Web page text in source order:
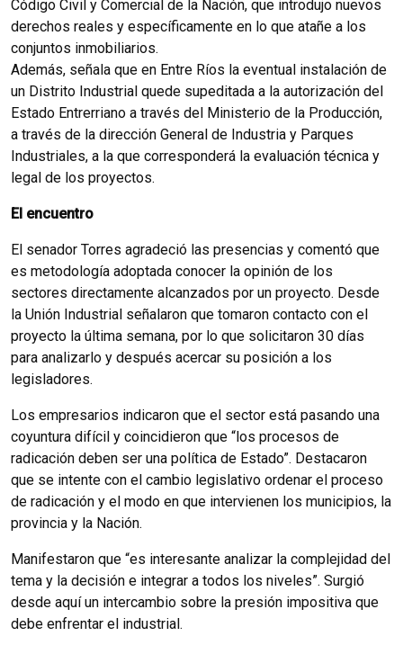
Código Civil y Comercial de la Nación, que introdujo nuevos
derechos reales y específicamente en lo que atañe a los
conjuntos inmobiliarios.
Además, señala que en Entre Ríos la eventual instalación de
un Distrito Industrial quede supeditada a la autorización del
Estado Entrerriano a través del Ministerio de la Producción,
a través de la dirección General de Industria y Parques
Industriales, a la que corresponderá la evaluación técnica y
legal de los proyectos.
El encuentro
El senador Torres agradeció las presencias y comentó que
es metodología adoptada conocer la opinión de los
sectores directamente alcanzados por un proyecto. Desde
la Unión Industrial señalaron que tomaron contacto con el
proyecto la última semana, por lo que solicitaron 30 días
para analizarlo y después acercar su posición a los
legisladores.
Los empresarios indicaron que el sector está pasando una
coyuntura difícil y coincidieron que “los procesos de
radicación deben ser una política de Estado”. Destacaron
que se intente con el cambio legislativo ordenar el proceso
de radicación y el modo en que intervienen los municipios, la
provincia y la Nación.
Manifestaron que “es interesante analizar la complejidad del
tema y la decisión e integrar a todos los niveles”. Surgió
desde aquí un intercambio sobre la presión impositiva que
debe enfrentar el industrial.